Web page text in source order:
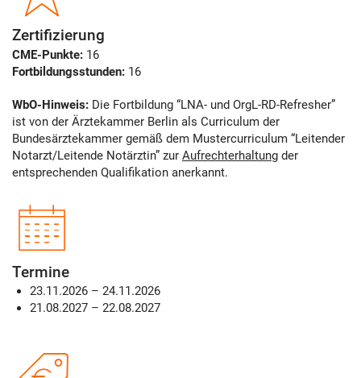
Zertifizierung
CME-Punkte: 16
Fortbildungsstunden: 16
WbO-Hinweis: Die Fortbildung “LNA- und OrgL-RD-Refresher”
ist von der Ärztekammer Berlin als Curriculum der
Bundesärztekammer gemäß dem Mustercurriculum “Leitender
Notarzt/Leitende Notärztin” zur Aufrechterhaltung der
entsprechenden Qualifikation anerkannt.
Termine
23.11.2026 – 24.11.2026
21.08.2027 – 22.08.2027